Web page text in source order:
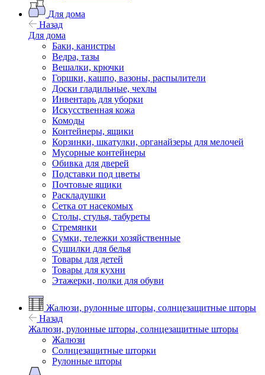
Для дома
Назад
Для дома
Баки, канистры
Ведра, тазы
Вешалки, крючки
Горшки, кашпо, вазоны, распылители
Доски гладильные, чехлы
Инвентарь для уборки
Искусственная кожа
Комоды
Контейнеры, ящики
Корзинки, шкатулки, органайзеры для мелочей
Мусорные контейнеры
Обивка для дверей
Подставки под цветы
Почтовые ящики
Раскладушки
Сетка от насекомых
Столы, стулья, табуреты
Стремянки
Сумки, тележки хозяйственные
Сушилки для белья
Товары для детей
Товары для кухни
Этажерки, полки для обуви
Жалюзи, рулонные шторы, солнцезащитные шторы
Назад
Жалюзи, рулонные шторы, солнцезащитные шторы
Жалюзи
Солнцезащитные шторки
Рулонные шторы